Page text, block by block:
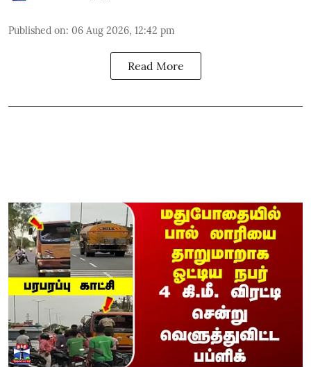
Published on: 06 Aug 2026, 12:42 pm
Read More